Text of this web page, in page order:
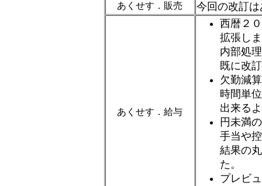
あくせす．販売 今回の改訂
あくせす．給与
西暦２
拡張し
内部処
既に改
欠勤減
時間単
出来る
円未満
手当や
結果の
た。
プレビ